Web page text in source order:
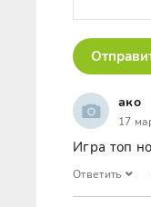
ако
17
Игра топ
Ответить